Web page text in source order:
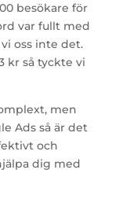
besökare för
var fullt med
oss inte det.
kr så tyckte vi
men
Ads så är det
och
dig med